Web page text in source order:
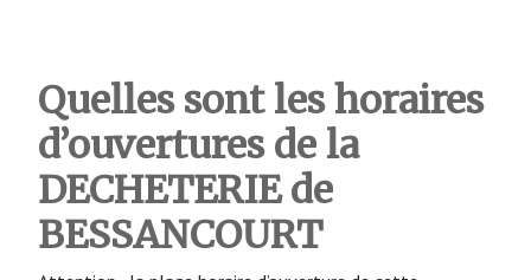
Quelles sont les horaires
d’ouvertures de la
DECHETERIE de
BESSANCOURT